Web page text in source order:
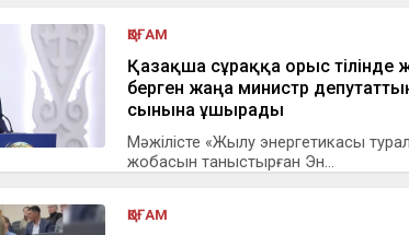
ҚОҒАМ
Қазақша сұраққа орыс тілінде
берген жаңа министр
сынына ұшырады
Мәжілісте «Жылу энергетикасы
жобасын таныстырған Эн...
ҚОҒАМ